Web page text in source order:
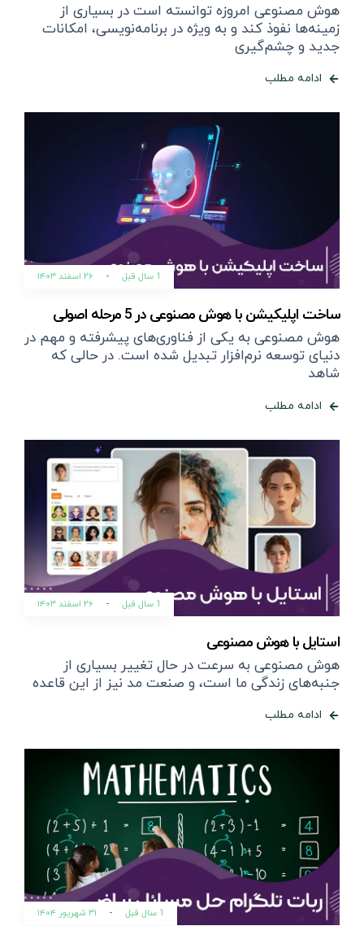
هوش مصنوعی امروزه توانسته است در بسیاری از
زمینه‌ها نفوذ کند و به ویژه در برنامه‌نویسی، امکانات
جدید و چشم‌گیری
ادامه مطلب
1 سال قبل - ۲۶ اسفند ۱۴۰۳
ساخت اپلیکیشن با هوش مصنوعی در 5 مرحله اصولی
هوش مصنوعی به یکی از فناوری‌های پیشرفته و مهم در
دنیای توسعه نرم‌افزار تبدیل شده است. در حالی که
شاهد
ادامه مطلب
1 سال قبل - ۲۶ اسفند ۱۴۰۳
استایل با هوش مصنوعی
هوش مصنوعی به سرعت در حال تغییر بسیاری از
جنبه‌های زندگی ما است، و صنعت مد نیز از این قاعده
ادامه مطلب
1 سال قبل - ۳۱ شهریور ۱۴۰۴